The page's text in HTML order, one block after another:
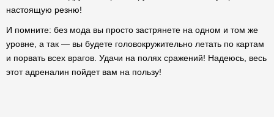
настоящую резню!
И помните: без мода вы просто застрянете на одном и том же
уровне, а так — вы будете головокружительно летать по картам
и порвать всех врагов. Удачи на полях сражений! Надеюсь, весь
этот адреналин пойдет вам на пользу!